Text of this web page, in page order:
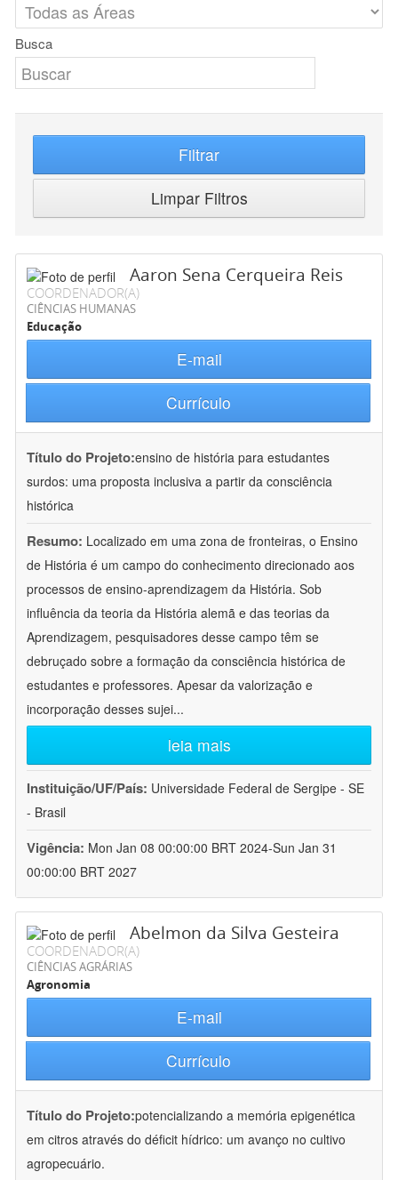
Busca
Filtrar
Limpar Filtros
Aaron Sena Cerqueira Reis
COORDENADOR(A)
CIÊNCIAS HUMANAS
Educação
E-mail
Currículo
Título do Projeto:ensino de história para estudantes
surdos: uma proposta inclusiva a partir da consciência
histórica
Resumo: Localizado em uma zona de fronteiras, o Ensino
de História é um campo do conhecimento direcionado aos
processos de ensino-aprendizagem da História. Sob
influência da teoria da História alemã e das teorias da
Aprendizagem, pesquisadores desse campo têm se
debruçado sobre a formação da consciência histórica de
estudantes e professores. Apesar da valorização e
incorporação desses sujei...
leia mais
Instituição/UF/País: Universidade Federal de Sergipe - SE
- Brasil
Vigência: Mon Jan 08 00:00:00 BRT 2024-Sun Jan 31
00:00:00 BRT 2027
Abelmon da Silva Gesteira
COORDENADOR(A)
CIÊNCIAS AGRÁRIAS
Agronomia
E-mail
Currículo
Título do Projeto:potencializando a memória epigenética
em citros através do déficit hídrico: um avanço no cultivo
agropecuário.